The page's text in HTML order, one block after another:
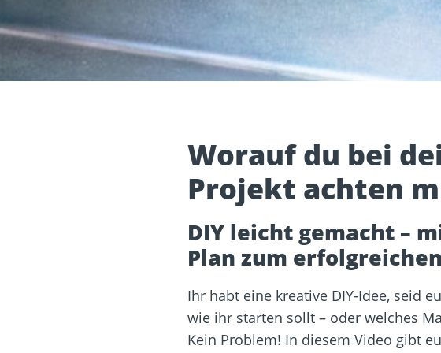
Dach und Fassade
Schraubenfinder
Worauf du bei
Projekt achten
DIY leicht gemacht –
Plan zum
Ihr habt eine kreative DIY-Idee, seid
wie ihr starten sollt – oder welches
Kein Problem! In diesem Video gibt